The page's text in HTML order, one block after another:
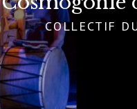
COLLECTIF